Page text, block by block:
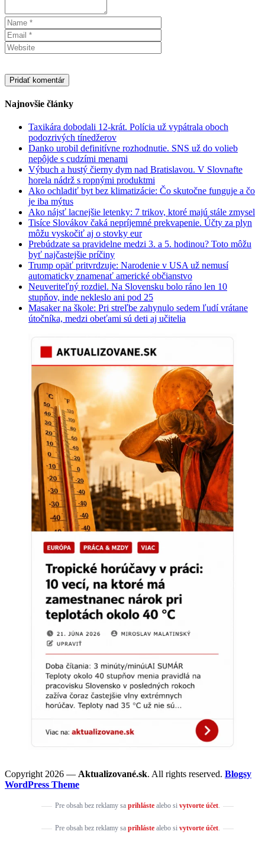
Najnovšie články
Taxikára dobodali 12-krát. Polícia už vypátrala oboch
podozrivých tínedžerov
Danko urobil definitívne rozhodnutie. SNS už do volieb
nepôjde s cudzími menami
Výbuch a hustý čierny dym nad Bratislavou. V Slovnafte
horela nádrž s ropnými produktmi
Ako ochladiť byt bez klimatizácie: Čo skutočne funguje a čo
je iba mýtus
Ako nájsť lacnejšie letenky: 7 trikov, ktoré majú stále zmysel
Tisíce Slovákov čaká nepríjemné prekvapenie. Účty za plyn
môžu vyskočiť aj o stovky eur
Prebúdzate sa pravidelne medzi 3. a 5. hodinou? Toto môžu
byť najčastejšie príčiny
Trump opäť pritvrdzuje: Narodenie v USA už nemusí
automaticky znamenať americké občianstvo
Neuveriteľný rozdiel. Na Slovensku bolo ráno len 10
stupňov, inde nekleslo ani pod 25
Masaker na škole: Pri streľbe zahynulo sedem ľudí vrátane
útočníka, medzi obeťami sú deti aj učitelia
Copyright 2026 — Aktualizované.sk. All rights reserved. Blogsy
WordPress Theme
Pre obsah bez reklamy sa prihlástealebo si vytvorte účet.